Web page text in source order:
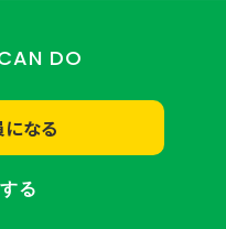
DO
なる
る